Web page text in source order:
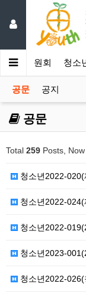
사목위원회 청소
공문 공지
공문
Total 259 Posts, Now
청소년2022-020(
청소년2022-024(
청소년2022-
청소년2023-
청소년2022-